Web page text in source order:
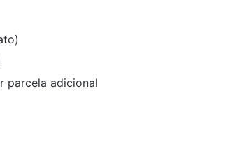
parcela adicional